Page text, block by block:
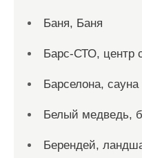
Баня, Баня
Барс-СТО, центр
Барселона, сауна
Белый медведь,
Берендей,